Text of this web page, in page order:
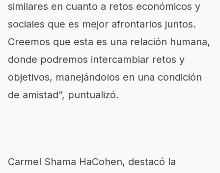
similares en cuanto a retos económicos y
sociales que es mejor afrontarlos juntos.
Creemos que esta es una relación humana,
donde podremos intercambiar retos y
objetivos, manejándolos en una condición
de amistad”, puntualizó.
Carmel Shama HaCohen, destacó la